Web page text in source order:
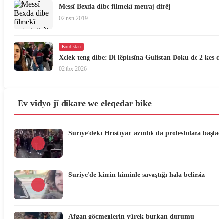
Messî Bexda dibe filmekî metraj dirêj
02 nsn 2019
Kurdistan
Xelek teng dibe: Di lêpirsîna Gulistan Doku de 2
02 tbx 2026
Ev vîdyo jî dikare we eleqedar bike
Suriye'deki Hristiyan azınlık da protestolara
Suriye'de kimin kiminle savaştığı hala belirsiz
Afgan göçmenlerin yürek burkan durumu